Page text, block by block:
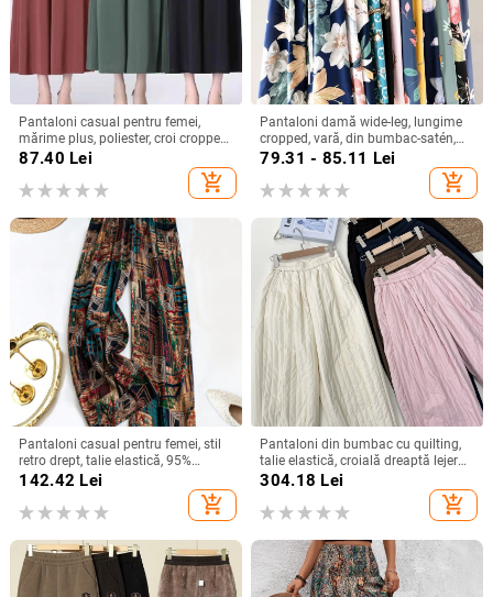
Pantaloni casual pentru femei,
mărime plus, poliester, croi cropped,
talie înaltă, croi drept, croi relaxat
87.40 Lei
add_shopping_cart
Pantaloni damă wide-leg, lungime
cropped, vară, din bumbac-satén,
talie înaltă, casual
79.31 - 85.11 Lei
add_shopping_cart
Pantaloni casual pentru femei, stil
retro drept, talie elastică, 95%
poliester, vară 2025
142.42 Lei
add_shopping_cart
Pantaloni din bumbac cu quilting,
talie elastică, croială dreaptă lejeră,
umplutură asemănătoare mătăsii,
304.18 Lei
add_shopping_cart